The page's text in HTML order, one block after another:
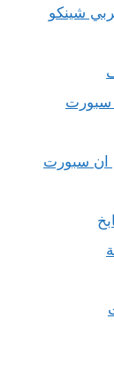
شينكو
سبورت
ان سبورت